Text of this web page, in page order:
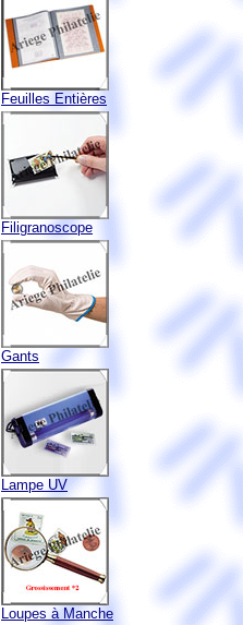
Feuilles Entières
Filigranoscope
Gants
Lampe UV
Loupes à Manche